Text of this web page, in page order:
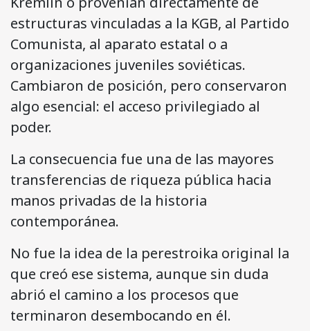
estructuras vinculadas a la KGB, al Partido
Comunista, al aparato estatal o a
organizaciones juveniles soviéticas.
Cambiaron de posición, pero conservaron
algo esencial: el acceso privilegiado al
poder.
La consecuencia fue una de las mayores
transferencias de riqueza pública hacia
manos privadas de la historia
contemporánea.
No fue la idea de la perestroika original la
que creó ese sistema, aunque sin duda
abrió el camino a los procesos que
terminaron desembocando en él.